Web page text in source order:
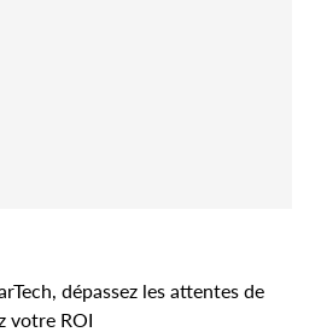
dépassez les attentes de
votre ROI